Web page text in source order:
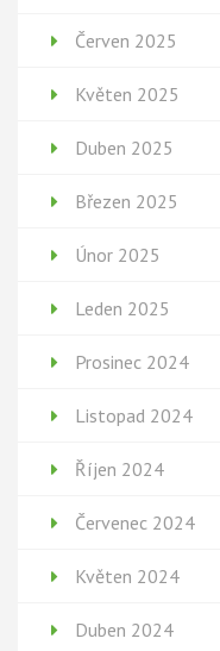
Červen 2025
Květen 2025
Duben 2025
Březen 2025
Únor 2025
Leden 2025
Prosinec 2024
Listopad 2024
Říjen 2024
Červenec 2024
Květen 2024
Duben 2024